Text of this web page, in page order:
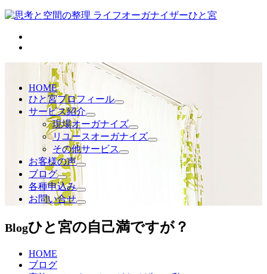
HOME
ひと宮プロフィール
サービス紹介
現場オーガナイズ
リユースオーガナイズ
その他サービス
お客様の声
ブログ
各種申込み
お問い合せ
Blogひと宮の自己満ですが？
HOME
ブログ